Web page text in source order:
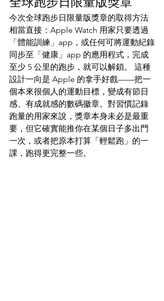
今次全球跑步日限量版獎章的取得方法
相當直接：Apple Watch 用家只要透過
「體能訓練」app，或任何可將運動紀錄
同步至「健康」app 的應用程式，完成
至少 5 公里的跑步，就可以解鎖。 這種
設計一向是 Apple 的拿手好戲——把一
個本來很個人的運動目標，變成有節日
感、有成就感的數碼徽章。對習慣記錄
跑量的用家來說，獎章本身未必是最重
要，但它確實能推你在某個日子多出門
一次，或者把原本打算「輕鬆跑」的一
課，跑得更完整一些。